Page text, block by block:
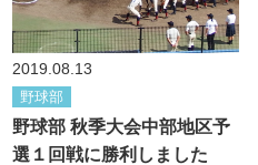
2019.08.13
野球部
野球部 秋季大会中部地区予
選１回戦に勝利しました